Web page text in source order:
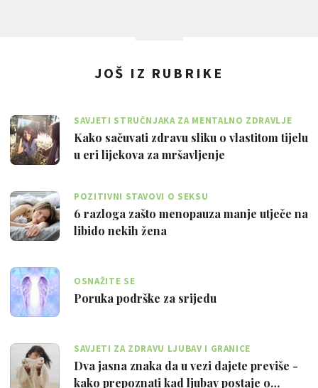
JOŠ IZ RUBRIKE
SAVJETI STRUČNJAKA ZA MENTALNO ZDRAVLJE
Kako sačuvati zdravu sliku o vlastitom tijelu
u eri lijekova za mršavljenje
POZITIVNI STAVOVI O SEKSU
6 razloga zašto menopauza manje utječe na
libido nekih žena
OSNAŽITE SE
Poruka podrške za srijedu
SAVJETI ZA ZDRAVU LJUBAV I GRANICE
Dva jasna znaka da u vezi dajete previše -
kako prepoznati kad ljubav postaje o…